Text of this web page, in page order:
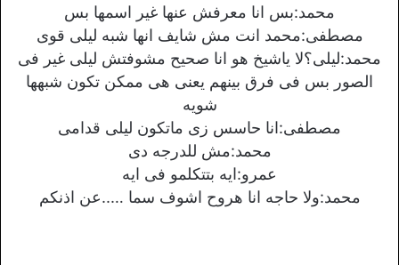
محمد:بس انا معرفش عنها غير اسمها بس
مصطفى:محمد انت مش شايف انها شبه ليلى قوى
محمد:ليلى؟لا ياشيخ هو انا صحيح مشوفتش ليلى غير فى
الصور بس فى فرق بينهم يعنى هى ممكن تكون شبهها
شويه
مصطفى:انا حاسس زى ماتكون ليلى قدامى
محمد:مش للدرجه دى
عمرو:ايه بتتكلمو فى ايه
محمد:ولا حاجه انا هروح اشوف سما …..عن اذنكم